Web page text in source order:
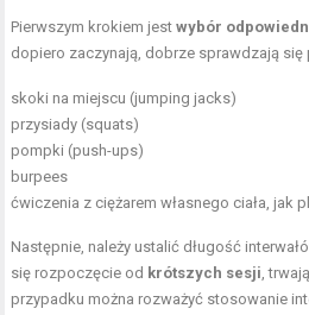
Pierwszym krokiem jestwybór
dopiero zaczynają, dobrze sprawdzają się
skoki na miejscu (jumping jacks)
przysiady (squats)
pompki (push-ups)
burpees
ćwiczenia z ciężarem własnego ciała, jak
Następnie, należy ustalić długość
się rozpoczęcie od krótszych sesji,
przypadku można rozważyć stosowanie